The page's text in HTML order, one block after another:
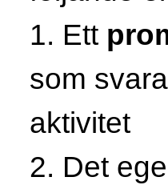
1. Ett
som
aktivitet
2. Det